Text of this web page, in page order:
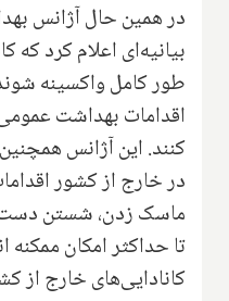
در همین حال آژانس
بیانیه‌ای اعلام کرد که
طور کامل واکسینه
اقدامات بهداشت
کنند. این آژانس
در خارج از کشور
ماسک زدن، شستن
تا حداکثر امکان ممکنه
کانادایی‌های خارج از